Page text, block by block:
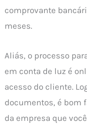
comprovante
meses.
Aliás, o processo
em conta de luz é
acesso do cliente.
documentos, é bom
da empresa que